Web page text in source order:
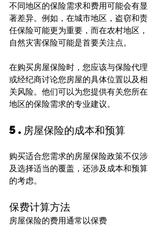
不同地区的保险需求和费用可能会有显
著差异。例如，在城市地区，盗窃和责
任保险可能更为重要，而在农村地区，
自然灾害保险可能是首要关注点。
在购买房屋保险时，您应该与保险代理
或经纪商讨论您房屋的具体位置以及相
关风险。他们可以为您提供有关您所在
地区的保险需求的专业建议。
5.房屋保险的成本和预算
购买适合您需求的房屋保险政策不仅涉
及选择适当的覆盖，还涉及成本和预算
的考虑。
保费计算方法
房屋保险的费用通常以保费